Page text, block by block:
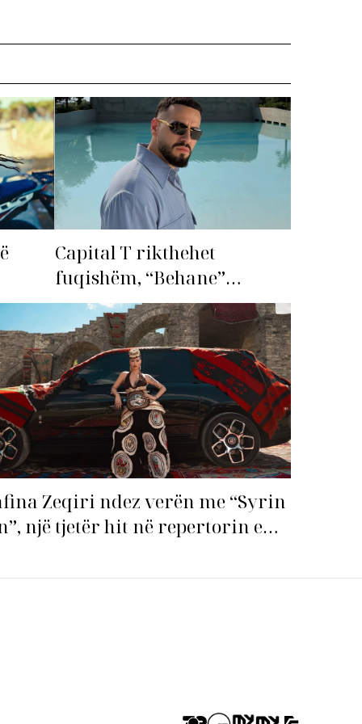
Capital T rikthehet
fuqishëm, “Behane”
premton të bëhet fiksimi i
radhës!
Zeqiri ndez verën me “Syrin
një tjetër hit në repertorin e